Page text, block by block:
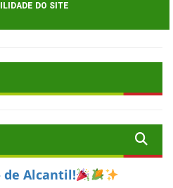
DO SITE
de Alcantil!